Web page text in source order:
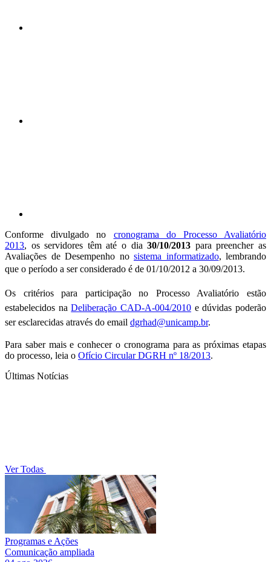
Conforme divulgado no cronograma do Processo Avaliatório
2013, os servidores têm até o dia30/10/2013 para preencher as
Avaliações de Desempenho no sistema informatizado, lembrando
que o período a ser considerado é de 01/10/2012 a 30/09/2013.
Os critérios para participação no Processo Avaliatório estão
estabelecidos naDeliberação CAD-A-004/2010 e dúvidas poderão
ser esclarecidas através do email dgrhad@unicamp.br.
Para saber mais e conhecer o cronograma para as próximas etapas
do processo, leia o Ofício Circular DGRH nº 18/2013.
Últimas Notícias
Ver Todas
Programas e Ações
Comunicação ampliada